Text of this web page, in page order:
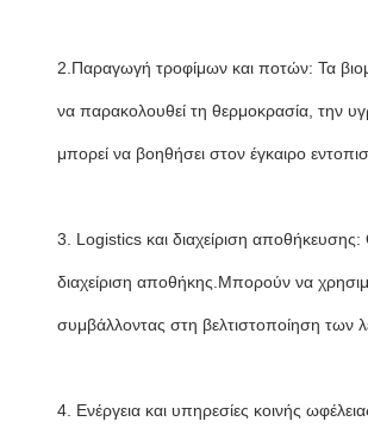
2.Παραγωγή τροφίμων και ποτών: Τα
να παρακολουθεί τη θερμοκρασία, την
μπορεί να βοηθήσει στον έγκαιρο
3. Logistics και διαχείριση αποθήκευσης:
διαχείριση αποθήκης.Μπορούν να
συμβάλλοντας στη βελτιστοποίηση των
4. Ενέργεια και υπηρεσίες κοινής